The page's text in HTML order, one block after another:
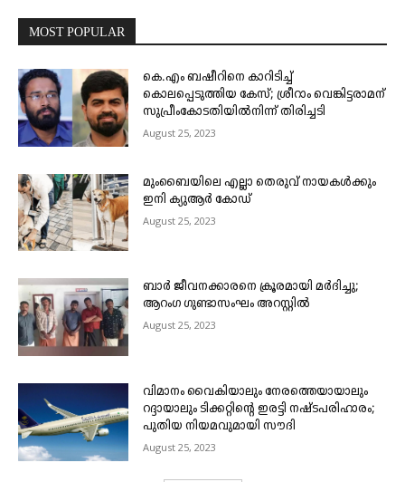
MOST POPULAR
കെ.എം ബഷീറിനെ കാറിടിച്ച്
കൊലപ്പെടുത്തിയ കേസ്; ശ്രീറാം വെങ്കിട്ടരാമന്
സുപ്രീംകോടതിയിൽനിന്ന് തിരിച്ചടി
August 25, 2023
മുംബൈയിലെ എല്ലാ തെരുവ് നായകൾക്കും
ഇനി ക്യുആർ കോഡ്
August 25, 2023
ബാർ ജീവനക്കാരനെ ക്രൂരമായി മർദിച്ചു;
ആറംഗ ഗുണ്ടാസംഘം അറസ്റ്റിൽ
August 25, 2023
വിമാനം വൈകിയാലും നേരത്തെയായാലും
റദ്ദായാലും ടിക്കറ്റിന്റെ ഇരട്ടി നഷ്ടപരിഹാരം;
പുതിയ നിയമവുമായി സൗദി
August 25, 2023